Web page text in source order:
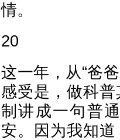
情。
20
这一年，从“爸
感受是，做科
制讲成一句普
安。因为我知